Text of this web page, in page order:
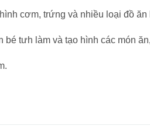
cơm, trứng và nhiều loại đồ
tưh làm và tạo hình các món